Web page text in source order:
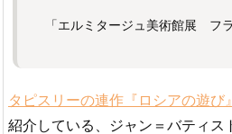
「エルミタージュ美術館展 フ
タピスリーの連作『ロシアの遊び
紹介している、ジャン＝バティス